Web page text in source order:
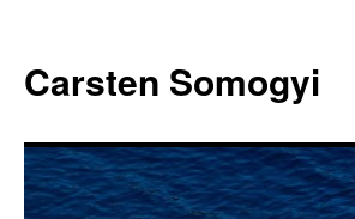
Carsten Somogyi